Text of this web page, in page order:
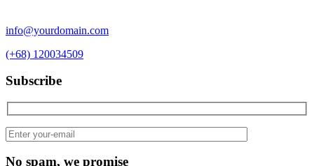
info@yourdomain.com
(+68) 120034509
Subscribe
No spam, we promise